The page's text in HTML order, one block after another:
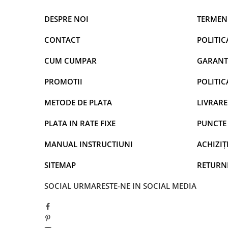
DESPRE NOI
CONTACT
CUM CUMPAR
PROMOTII
METODE DE PLATA
PLATA IN RATE FIXE
MANUAL INSTRUCTIUNI
SITEMAP
LIVRARE
SOCIAL URMARESTE-NE IN SOCIAL MEDIA